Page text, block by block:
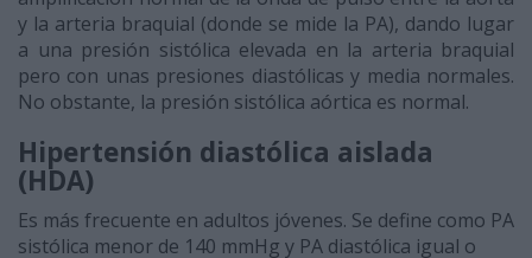
y la arteria braquial (donde se mide la PA), dando lugar
a una presión sistólica elevada en la arteria braquial
pero con unas presiones diastólicas y media normales.
No obstante, la presión sistólica aórtica es normal.
Hipertensión diastólica aislada
(HDA)
Es más frecuente en adultos jóvenes. Se define como PA
sistólica menor de 140 mmHg y PA diastólica igual o